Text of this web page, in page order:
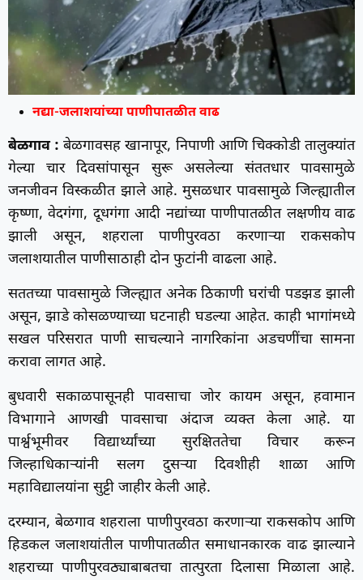
नद्या-जलाशयांच्या पाणीपातळीत वाढ
बेळगाव : बेळगावसह खानापूर, निपाणी आणि चिक्कोडी तालुक्यांत
गेल्या चार दिवसांपासून सुरू असलेल्या संततधार पावसामुळे
जनजीवन विस्कळीत झाले आहे. मुसळधार पावसामुळे जिल्ह्यातील
कृष्णा, वेदगंगा, दूधगंगा आदी नद्यांच्या पाणीपातळीत लक्षणीय वाढ
झाली असून, शहराला पाणीपुरवठा करणाऱ्या राकसकोप
जलाशयातील पाणीसाठाही दोन फुटांनी वाढला आहे.
सततच्या पावसामुळे जिल्ह्यात अनेक ठिकाणी घरांची पडझड झाली
असून, झाडे कोसळण्याच्या घटनाही घडल्या आहेत. काही भागांमध्ये
सखल परिसरात पाणी साचल्याने नागरिकांना अडचणींचा सामना
करावा लागत आहे.
बुधवारी सकाळपासूनही पावसाचा जोर कायम असून, हवामान
विभागाने आणखी पावसाचा अंदाज व्यक्त केला आहे. या
पार्श्वभूमीवर विद्यार्थ्यांच्या सुरक्षिततेचा विचार करून
जिल्हाधिकाऱ्यांनी सलग दुसऱ्या दिवशीही शाळा आणि
महाविद्यालयांना सुट्टी जाहीर केली आहे.
दरम्यान, बेळगाव शहराला पाणीपुरवठा करणाऱ्या राकसकोप आणि
हिडकल जलाशयांतील पाणीपातळीत समाधानकारक वाढ झाल्याने
शहराच्या पाणीपुरवठ्याबाबतचा तात्पुरता दिलासा मिळाला आहे.